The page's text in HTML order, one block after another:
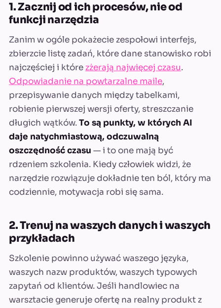
1. Zacznij od ich procesów, nie od
funkcji narzędzia
Zanim w ogóle pokażecie zespołowi interfejs,
zbierzcie listę zadań, które dane stanowisko robi
najczęściej i które zżerają najwięcej czasu.
Odpowiadanie na powtarzalne maile,
przepisywanie danych między tabelkami,
robienie pierwszej wersji oferty, streszczanie
długich wątków.To są punkty, w których AI
daje natychmiastową, odczuwalną
oszczędność czasu — i to one mają być
rdzeniem szkolenia. Kiedy człowiek widzi, że
narzędzie rozwiązuje dokładnie ten ból, który ma
codziennie, motywacja robi się sama.
2. Trenuj na waszych danych i waszych
przykładach
Szkolenie powinno używać waszego języka,
waszych nazw produktów, waszych typowych
zapytań od klientów. Jeśli handlowiec na
warsztacie generuje ofertę na realny produkt z